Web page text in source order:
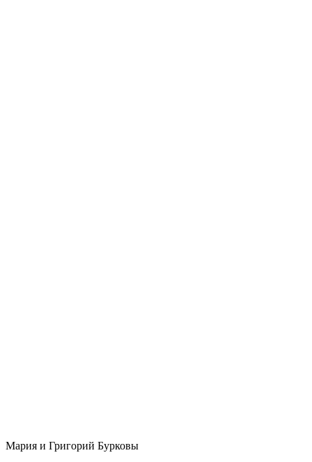
Мария и Григорий Бурковы